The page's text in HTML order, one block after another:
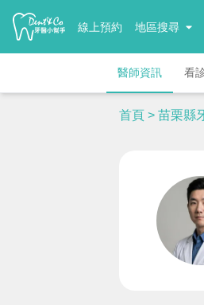
線上預約 地區搜尋
醫師資訊 看
首頁 > 苗栗縣